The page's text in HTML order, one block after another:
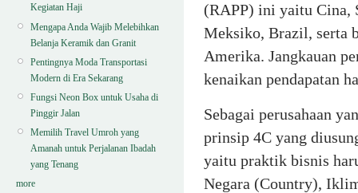
Kegiatan Haji
Mengapa Anda Wajib Melebihkan
Belanja Keramik dan Granit
Pentingnya Moda Transportasi
Modern di Era Sekarang
Fungsi Neon Box untuk Usaha di
Pinggir Jalan
Memilih Travel Umroh yang
Amanah untuk Perjalanan Ibadah
yang Tenang
more
(RAPP) ini yaitu Cina,
Meksiko, Brazil, serta
Amerika. Jangkauan
kenaikan pendapatan
Sebagai perusahaan
prinsip 4C yang
yaitu praktik bisnis
Negara (Country),